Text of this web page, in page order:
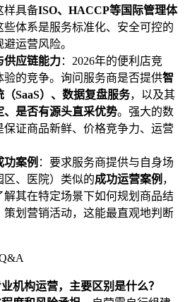
样具备ISO、HACCP等国际管理体
些体系是服务标准化、安全可控的
运营风险。
供应链能力：2026年的便利店竞
验的竞争。询问服务商是否提供智
SaaS）、数据复盘服务，以及其
、是否有源头直采优势。强大的数
保证商品新鲜、价格竞争力、运营
功案例 ：要求服务商提供与自身场
、医院）类似的成功运营案例 ，
其在特定场景下如何规划商品结
策划营销活动，这能最直观地判断
机构运营，主要区别是什么？